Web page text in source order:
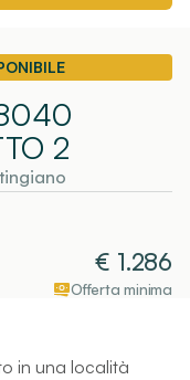
2
€ 1.286
Offerta minima
in una località